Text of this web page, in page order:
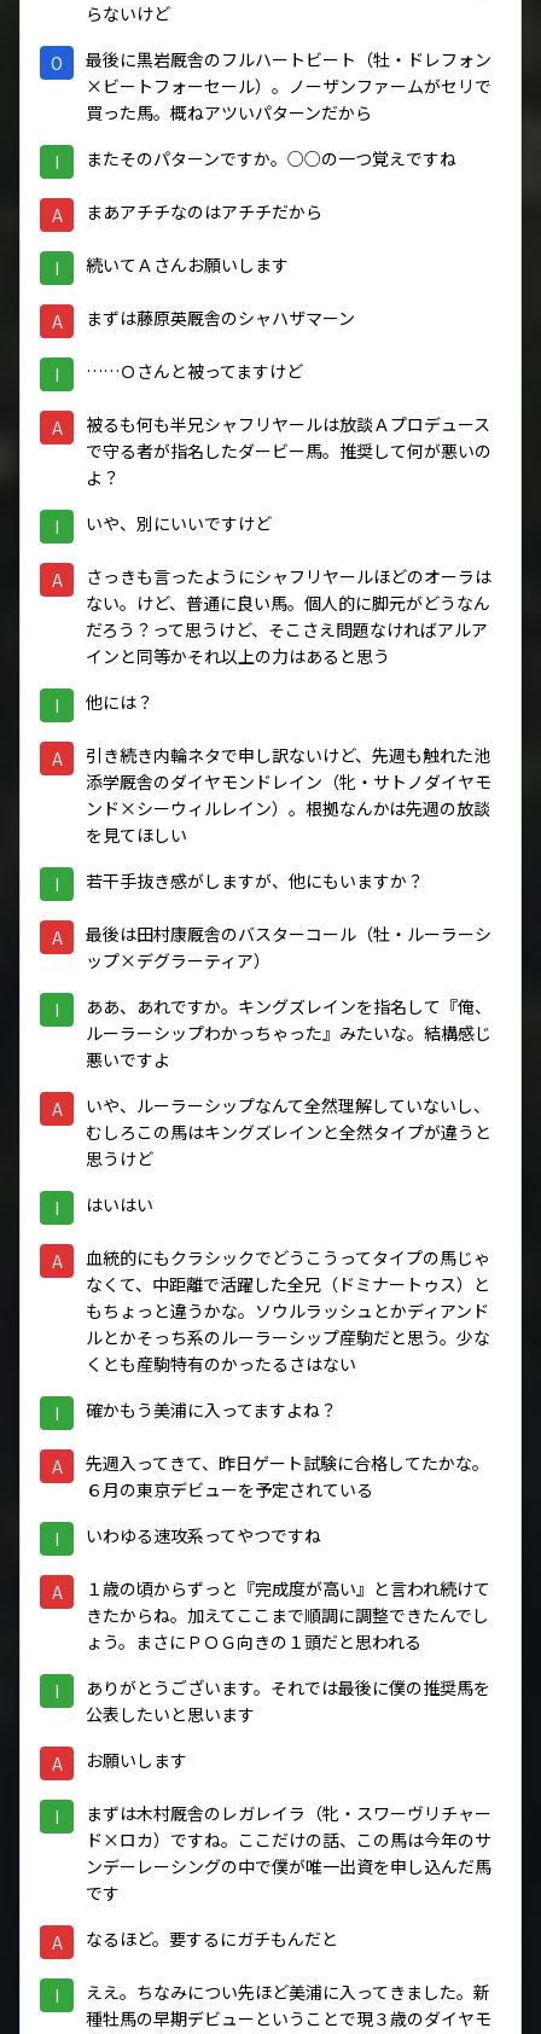
らないけど
O
最後に黒岩厩舎のフルハートビート（牡・ドレフォン
×ビートフォーセール）。ノーザンファームがセリで
買った馬。概ねアツいパターンだから
I またそのパターンですか。○○の一つ覚えですね
A まあアチチなのはアチチだから
I 続いてＡさんお願いします
A まずは藤原英厩舎のシャハザマーン
I ……Ｏさんと被ってますけど
A
被るも何も半兄シャフリヤールは放談Ａプロデュース
で守る者が指名したダービー馬。推奨して何が悪いの
よ？
I いや、別にいいですけど
A
さっきも言ったようにシャフリヤールほどのオーラは
ない。けど、普通に良い馬。個人的に脚元がどうなん
だろう？って思うけど、そこさえ問題なければアルア
インと同等かそれ以上の力はあると思う
I 他には？
A
引き続き内輪ネタで申し訳ないけど、先週も触れた池
添学厩舎のダイヤモンドレイン（牝・サトノダイヤモ
ンド×シーウィルレイン）。根拠なんかは先週の放談
を見てほしい
I 若干手抜き感がしますが、他にもいますか？
A
最後は田村康厩舎のバスターコール（牡・ルーラーシ
ップ×デグラーティア）
I
ああ、あれですか。キングズレインを指名して『俺、
ルーラーシップわかっちゃった』みたいな。結構感じ
悪いですよ
A
いや、ルーラーシップなんて全然理解していないし、
むしろこの馬はキングズレインと全然タイプが違うと
思うけど
I はいはい
A
血統的にもクラシックでどうこうってタイプの馬じゃ
なくて、中距離で活躍した全兄（ドミナートゥス）と
もちょっと違うかな。ソウルラッシュとかディアンド
ルとかそっち系のルーラーシップ産駒だと思う。少な
くとも産駒特有のかったるさはない
I 確かもう美浦に入ってますよね？
A
先週入ってきて、昨日ゲート試験に合格してたかな。
６月の東京デビューを予定されている
I いわゆる速攻系ってやつですね
A
１歳の頃からずっと『完成度が高い』と言われ続けて
きたからね。加えてここまで順調に調整できたんでし
ょう。まさにＰＯＧ向きの１頭だと思われる
I
ありがとうございます。それでは最後に僕の推奨馬を
公表したいと思います
A お願いします
I
まずは木村厩舎のレガレイラ（牝・スワーヴリチャー
ド×ロカ）ですね。ここだけの話、この馬は今年のサ
ンデーレーシングの中で僕が唯一出資を申し込んだ馬
です
A なるほど。要するにガチもんだと
I
ええ。ちなみについ先ほど美浦に入ってきました。新
種牡馬の早期デビューということで現３歳のダイヤモ